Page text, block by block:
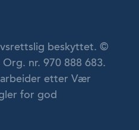
beskyttet. ©
nr. 970 888 683.
etter Vær
for god